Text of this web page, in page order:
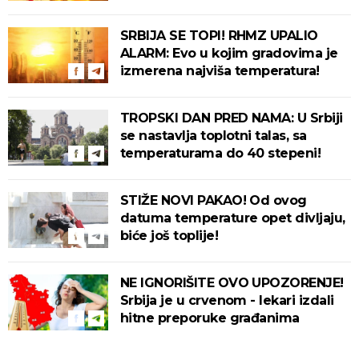
SRBIJA SE TOPI! RHMZ UPALIO
ALARM: Evo u kojim gradovima je
izmerena najviša temperatura!
TROPSKI DAN PRED NAMA: U Srbiji
se nastavlja toplotni talas, sa
temperaturama do 40 stepeni!
STIŽE NOVI PAKAO! Od ovog
datuma temperature opet divljaju,
biće još toplije!
NE IGNORIŠITE OVO UPOZORENJE!
Srbija je u crvenom - lekari izdali
hitne preporuke građanima